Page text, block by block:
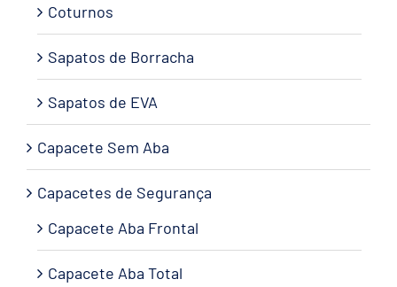
Coturnos
Sapatos de Borracha
Sapatos de EVA
Capacete Sem Aba
Capacetes de Segurança
Capacete Aba Frontal
Capacete Aba Total